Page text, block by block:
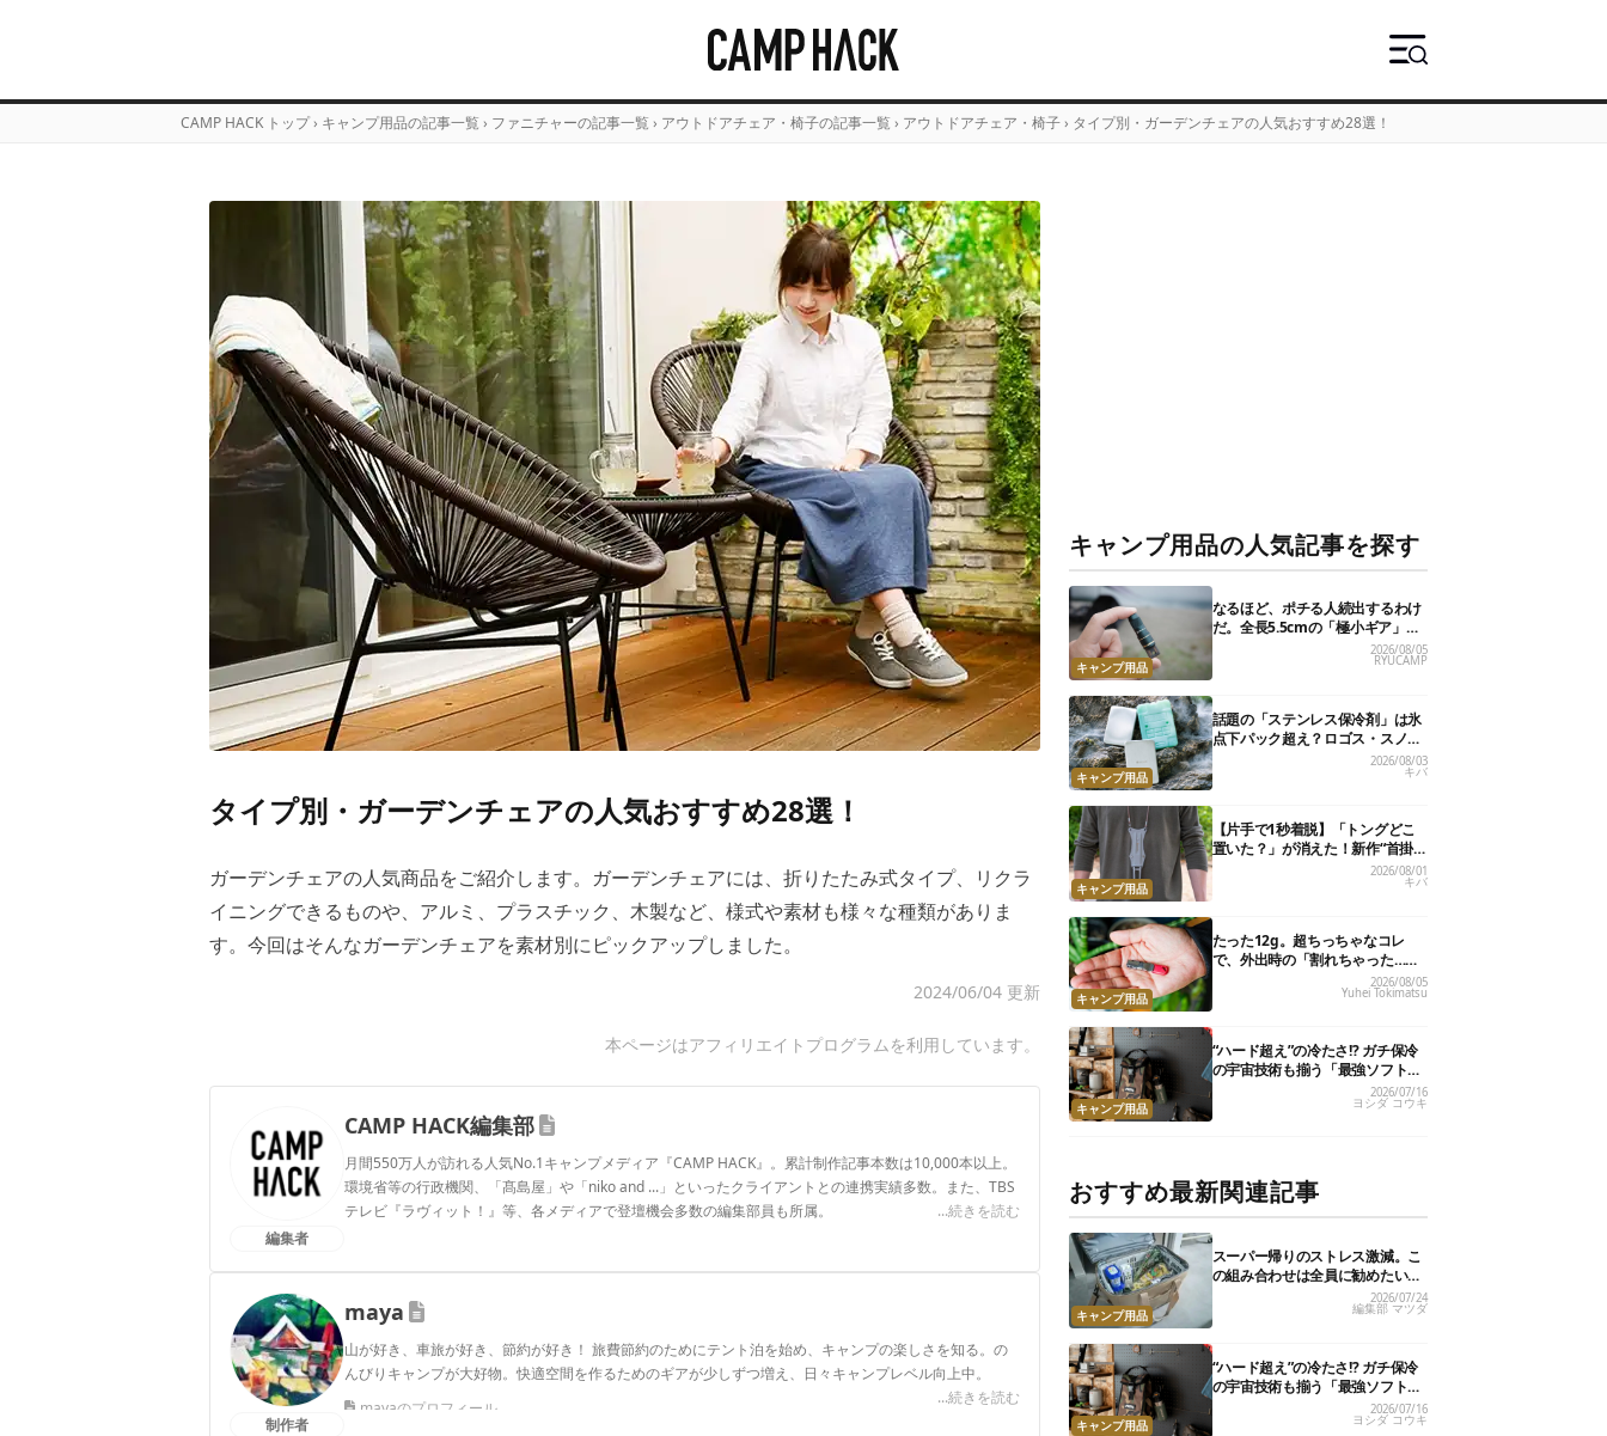
CAMP HACK トップ › キャンプ用品の記事一覧 › ファニチャーの記事一覧 › アウトドアチェア・椅子の記事一覧 › アウトドアチェア・椅子 › タイプ別・ガーデンチェアの人気おすすめ28選！
タイプ別・ガーデンチェアの人気おすすめ28選！
ガーデンチェアの人気商品をご紹介します。ガーデンチェアには、折りたたみ式タイプ、リクラ
イニングできるものや、アルミ、プラスチック、木製など、様式や素材も様々な種類がありま
す。今回はそんなガーデンチェアを素材別にピックアップしました。
2024/06/04 更新
本ページはアフィリエイトプログラムを利用しています。
編集者
CAMP HACK編集部
月間550万人が訪れる人気No.1キャンプメディア『CAMP HACK』。累計制作記事本数は10,000本以上。
環境省等の行政機関、「髙島屋」や「niko and ...」といったクライアントとの連携実績多数。また、TBS
テレビ『ラヴィット！』等、各メディアで登壇機会多数の編集部員も所属。
...続きを読む
制作者
maya
山が好き、車旅が好き、節約が好き！ 旅費節約のためにテント泊を始め、キャンプの楽しさを知る。の
んびりキャンプが大好物。快適空間を作るためのギアが少しずつ増え、日々キャンプレベル向上中。
...続きを読む
mayaのプロフィール
キャンプ用品の人気記事を探す
キャンプ用品
なるほど、ポチる人続出するわけ
だ。全長5.5cmの「極小ギア」を
使って分かったほんとの魅力2026/08/05
RYUCAMP
キャンプ用品
話題の「ステンレス保冷剤」は氷
点下パック超え？ロゴス・スノー
ピーク・爆売れノーブランド品を
比べてみた
2026/08/03
キバ
キャンプ用品
【片手で1秒着脱】「トングどこ
置いた？」が消えた！新作“首掛
けトング”、男心くすぐるギミッ
2026/08/01
キバ
キャンプ用品
たった12g。超ちっちゃなコレ
で、外出時の「割れちゃった…」
2026/08/05
Yuhei Tokimatsu
キャンプ用品
“ハード超え”の冷たさ!? ガチ保冷
の宇宙技術も揃う「最強ソフトク
ーラー」17選
2026/07/16
ヨシダ コウキ
おすすめ最新関連記事
キャンプ用品
スーパー帰りのストレス激減。こ
の組み合わせは全員に勧めたい
【編集部のリアル購入品】2026/07/24
編集部 マツダ
キャンプ用品
“ハード超え”の冷たさ!? ガチ保冷
の宇宙技術も揃う「最強ソフトク
ーラー」17選
2026/07/16
ヨシダ コウキ